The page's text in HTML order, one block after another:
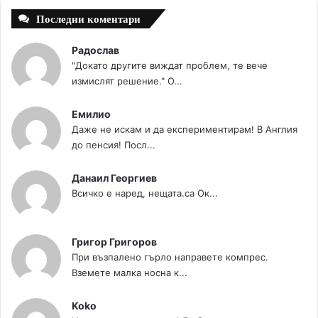
Последни коментари
Радослав
"Докато другите виждат проблем, те вече
измислят решение." О...
Емилио
Даже не искам и да експериментирам! В Англия
до пенсия! Посл...
Данаил Георгиев
Всичко е наред, нещата.са Ок...
Григор Григоров
При възпалено гърло направете компрес.
Вземете малка носна к...
Koko